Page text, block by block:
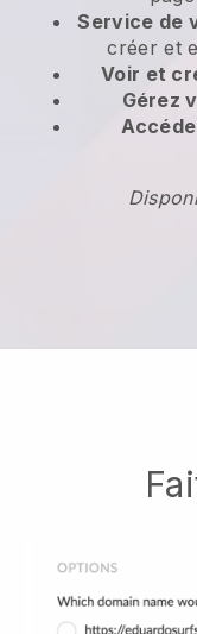
Service de
créer et
Voir et
Gérez